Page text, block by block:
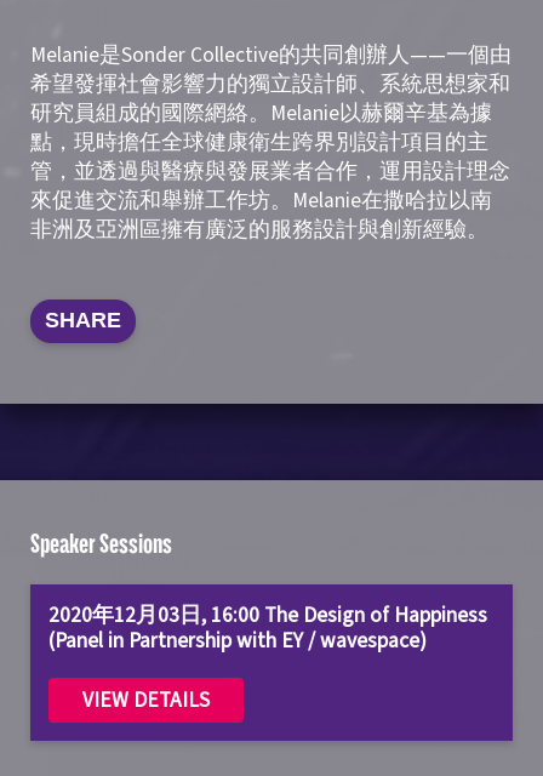
Melanie是Sonder Collective的共同創辦人——一個由
希望發揮社會影響力的獨立設計師、系統思想家和
研究員組成的國際網絡。Melanie以赫爾辛基為據
點，現時擔任全球健康衛生跨界別設計項目的主
管，並透過與醫療與發展業者合作，運用設計理念
來促進交流和舉辦工作坊。Melanie在撒哈拉以南
非洲及亞洲區擁有廣泛的服務設計與創新經驗。
SHARE
Speaker Sessions
2020年12月03日, 16:00 The Design of Happiness
(Panel in Partnership with EY / wavespace)
VIEW DETAILS